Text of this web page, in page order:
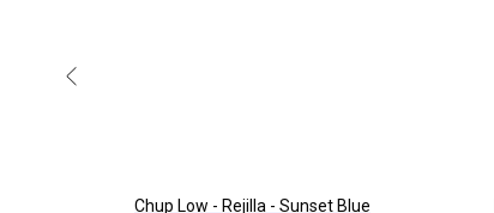
Chup Low - Rejilla - Sunset Blue